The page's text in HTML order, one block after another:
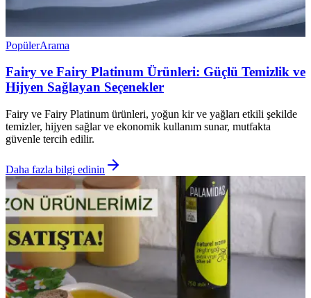
PopülerArama
Fairy ve Fairy Platinum Ürünleri: Güçlü Temizlik ve
Hijyen Sağlayan Seçenekler
Fairy ve Fairy Platinum ürünleri, yoğun kir ve yağları etkili şekilde
temizler, hijyen sağlar ve ekonomik kullanım sunar, mutfakta
güvenle tercih edilir.
Daha fazla bilgi edinin